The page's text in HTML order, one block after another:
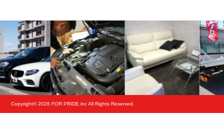
Copyright© 2026 FOR PRIDE.inc All Rights Reserved.